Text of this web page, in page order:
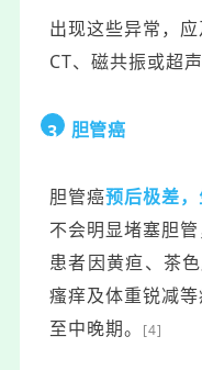
出现这些异常，
CT、磁共振或超
3 胆管癌
胆管癌预后极差，
不会明显堵塞胆
患者因黄疸、茶色
瘙痒及体重锐减
至中晚期。
[4]